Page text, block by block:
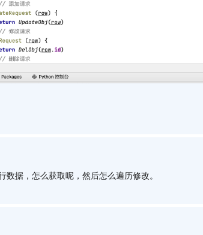
据，怎么获取呢，然后怎么遍历修改。